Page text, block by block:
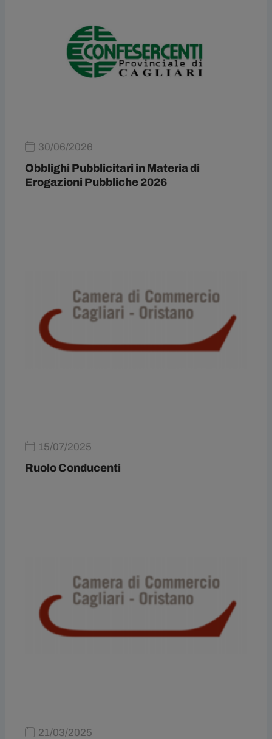
30/06/2026
Obblighi Pubblicitari in Materia di
Erogazioni Pubbliche 2026
15/07/2025
Ruolo Conducenti
21/03/2025